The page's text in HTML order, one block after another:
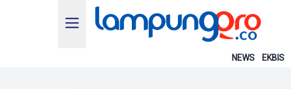
NEWS EKBIS